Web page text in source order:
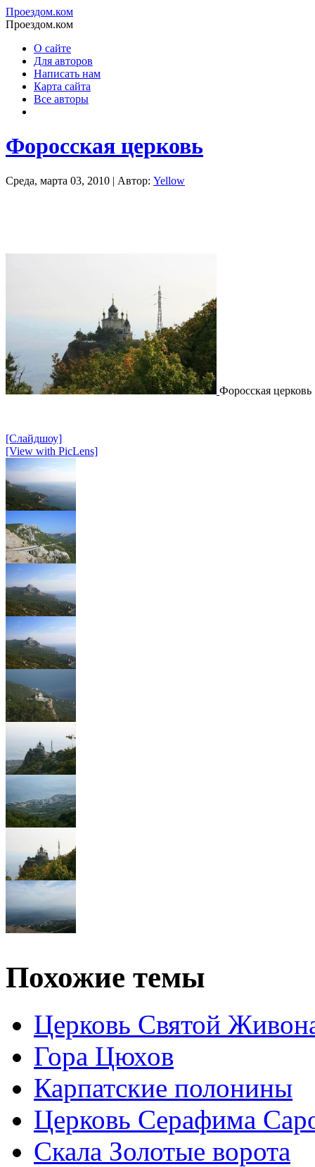
Проездом.ком
Проездом.ком
О сайте
Для авторов
Написать нам
Карта сайта
Все авторы
Форосская церковь
Среда, марта 03, 2010 | Автор: Yellow
Форосская церковь
[Слайдшоу]
[View with PicLens]
Похожие темы
Церковь Святой
Гора Цюхов
Карпатские полонины
Церковь Серафима
Скала Золотые ворота